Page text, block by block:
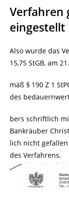
Verfahren
eingestellt
Also wurde das
15,75 StGB, am
mäß § 190 Z 1
des
bers schriftlich
Bankräuber
lich nicht
des Verfahrens.